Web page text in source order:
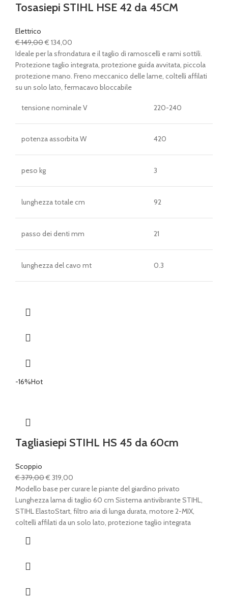
Tosasiepi STIHL HSE 42 da 45CM
Elettrico
€149,00Il
prezzo
originale
era:
€ 149,00.
€ 134,00
prezzo
attuale
è:
€ 134,00.
Ideale per la sfrondatura e il taglio di ramoscelli e rami sottili.
Protezione taglio integrata, protezione guida avvitata, piccola
protezione mano. Freno meccanico delle lame, coltelli affilati
su un solo lato, fermacavo bloccabile
tensione nominale V 220-240
potenza assorbita W 420
peso kg 3
lunghezza totale cm 92
passo dei denti mm 21
lunghezza del cavo mt 0.3
-16%Hot
Tagliasiepi STIHL HS 45 da 60cm
Scoppio
€379,00Il
prezzo
originale
era:
€ 379,00.
€ 319,00
prezzo
attuale
è:
€ 319,00.
Modello base per curare le piante del giardino privato
Lunghezza lama di taglio 60 cm Sistema antivibrante STIHL,
STIHL ElastoStart, filtro aria di lunga durata, motore 2-MIX,
coltelli affilati da un solo lato, protezione taglio integrata